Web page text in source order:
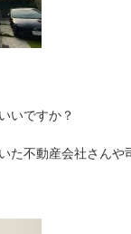
いですか？
た不動産会社さん